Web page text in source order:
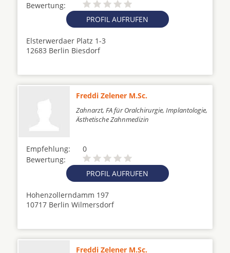
Bewertung:
PROFIL AUFRUFEN
Elsterwerdaer Platz 1-3
12683 Berlin Biesdorf
Freddi Zelener M.Sc.
Zahnarzt, FA für Oralchirurgie, Implantologie,
Ästhetische Zahnmedizin
Empfehlung:
0
Bewertung:
PROFIL AUFRUFEN
Hohenzollerndamm 197
10717 Berlin Wilmersdorf
Freddi Zelener M.Sc.